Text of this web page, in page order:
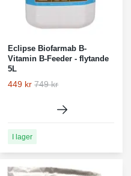
Eclipse Biofarmab B-
Vitamin B-Feeder - flytande
5L
449 kr 749 kr
I lager